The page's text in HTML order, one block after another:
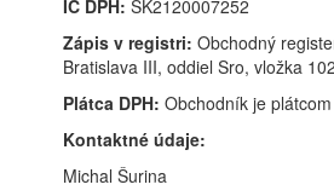
IČ DPH: SK2120007252
Zápis v registri: Obchodný
Bratislava III, oddiel Sro, vložka
Plátca DPH: Obchodník je
Kontaktné údaje:
Michal Šurina